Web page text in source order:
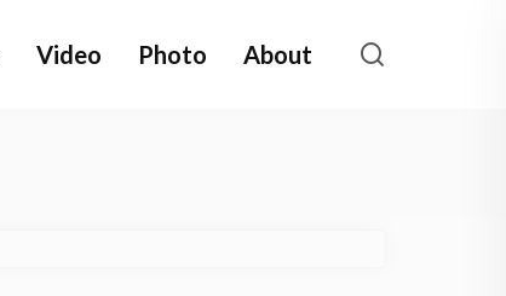
Video Photo About